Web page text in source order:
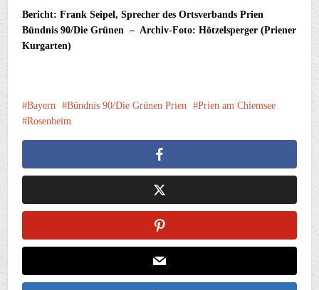
Bericht: Frank Seipel, Sprecher des Ortsverbands Prien
Bündnis 90/Die Grünen – Archiv-Foto: Hötzelsperger (Priener
Kurgarten)
Bayern Bündnis 90/Die Grünen Prien
Prien am Chiemsee
Rosenheim